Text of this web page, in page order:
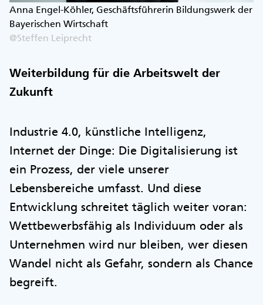
Anna Engel-Köhler, Geschäftsführerin Bildungswerk der
Bayerischen Wirtschaft
@Steffen Leiprecht
Weiterbildung für die Arbeitswelt der
Zukunft
Industrie 4.0, künstliche Intelligenz,
Internet der Dinge: Die Digitalisierung ist
ein Prozess, der viele unserer
Lebensbereiche umfasst. Und diese
Entwicklung schreitet täglich weiter voran:
Wettbewerbsfähig als Individuum oder als
Unternehmen wird nur bleiben, wer diesen
Wandel nicht als Gefahr, sondern als Chance
begreift.